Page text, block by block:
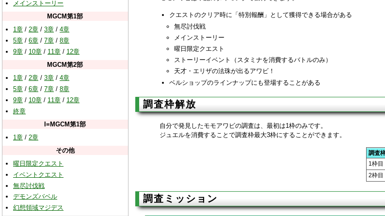
メインストーリー
MGCM第1部
1章 / 2章 / 3章 / 4章
5章 / 6章 / 7章 / 8章
9章 / 10章 / 11章 / 12章
MGCM第2部
1章 / 2章 / 3章 / 4章
5章 / 6章 / 7章 / 8章
9章 / 10章 / 11章 / 12章
終章
I=MGCM第1部
1章 / 2章
その他
曜日限定クエスト
イベントクエスト
無尽討伐戦
デモンズバベル
幻想領域マジデス
クエストのクリア時に「特別報酬」として獲得できる場合がある
無尽討伐戦
メインストーリー
曜日限定クエスト
ストーリーイベント（スタミナを消費するバトルのみ）
天才・エリザの法珠が出るアワビ！
ベルショップのラインナップにも登場することがある
調査枠解放
自分で発見したモモアワビの調査は、最初は1枠のみです。
ジュエルを消費することで調査枠最大3枠にすることができます。
調査
1枠目
2枠目
調査ミッション